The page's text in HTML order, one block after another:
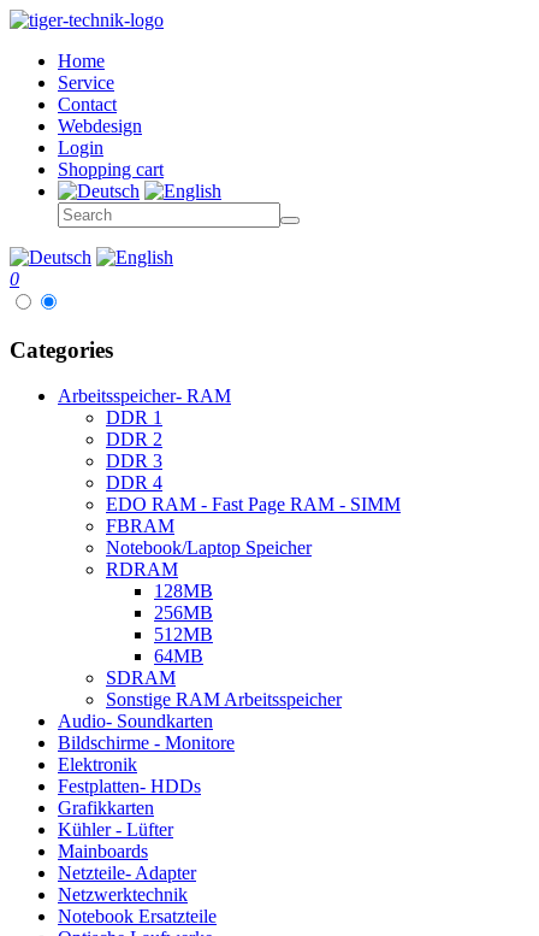
Home
Service
Contact
Webdesign
Login
Shopping cart
0
Categories
Arbeitsspeicher- RAM
DDR 1
DDR 2
DDR 3
DDR 4
EDO RAM - Fast Page RAM - SIMM
FBRAM
Notebook/Laptop Speicher
RDRAM
128MB
256MB
512MB
64MB
SDRAM
Sonstige RAM Arbeitsspeicher
Audio- Soundkarten
Bildschirme - Monitore
Elektronik
Festplatten- HDDs
Grafikkarten
Kühler - Lüfter
Mainboards
Netzteile- Adapter
Netzwerktechnik
Notebook Ersatzteile